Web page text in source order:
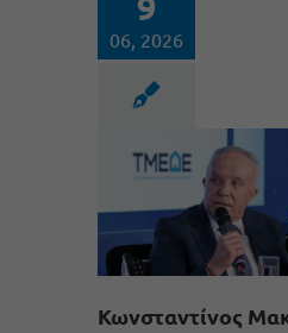
06, 2026
Κωνσταντίνος